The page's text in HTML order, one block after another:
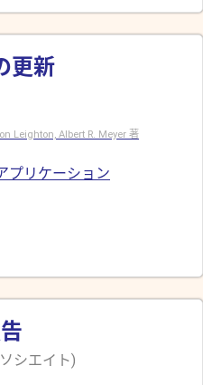
更新
Leighton, Albert R. Meyer 著
プリケーション
シエイト)